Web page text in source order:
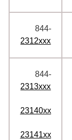
844‑
2312xxx
844‑
2313xxx
23140xx
23141xx